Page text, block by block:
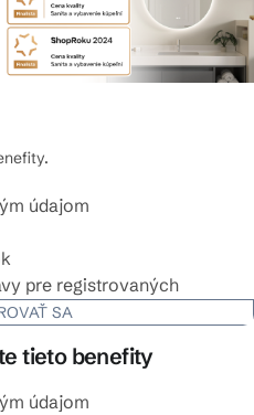
údajom
pre registrovaných
SA
tieto benefity
údajom